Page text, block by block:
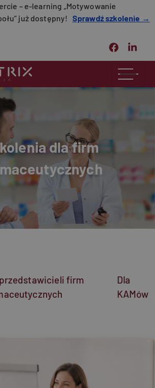
– e-learning „Motywowanie
już dostępny! Sprawdź szkolenie →
dla firm
firm
Dla
KAMów